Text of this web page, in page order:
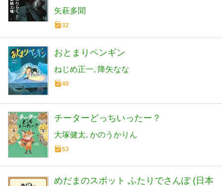
矢萩多聞
32
おとまりペンギン
ねじめ正一 降矢なな
40
チーターどっちいったー？
大塚健太 かのうかりん
53
めだまのスポット ふたりでさんぽ (日本